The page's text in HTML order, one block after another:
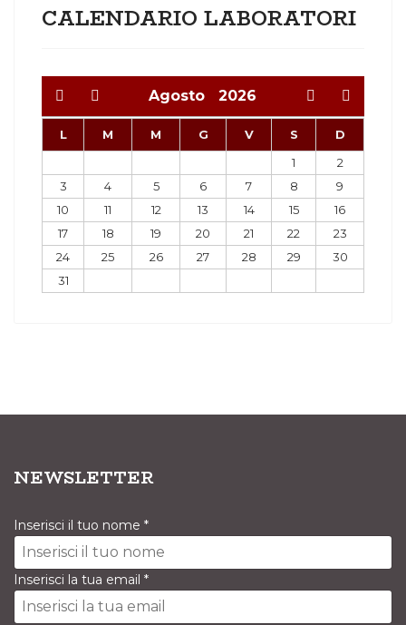
CALENDARIO LABORATORI
Agosto 2026
L M M G V S
D
1
2
3
4 5 6 7 8
9
10
11 12 13 14 15
16
17
18 19 20 21 22
23
24
25 26 27 28 29
30
31
NEWSLETTER
Inserisci il tuo nome *
Inserisci la tua email *